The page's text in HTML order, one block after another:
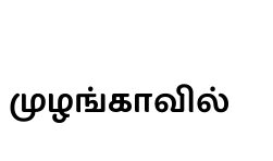
முழங்காவில்